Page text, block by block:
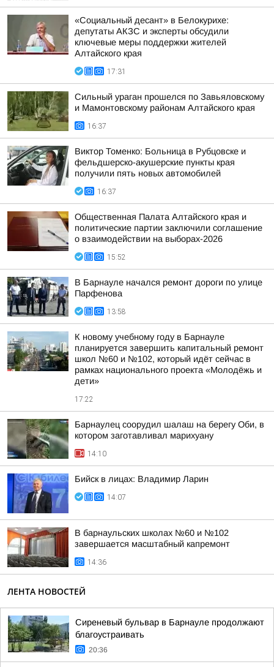
«Социальный десант» в Белокурихе:
депутаты АКЗС и эксперты обсудили
ключевые меры поддержки жителей
Алтайского края
17:31
Сильный ураган прошелся по Завьяловскому
и Мамонтовскому районам Алтайского края
16:37
Виктор Томенко: Больница в Рубцовске и
фельдшерско-акушерские пункты края
получили пять новых автомобилей
16:37
Общественная Палата Алтайского края и
политические партии заключили соглашение
о взаимодействии на выборах-2026
15:52
В Барнауле начался ремонт дороги по улице
Парфенова
13:58
К новому учебному году в Барнауле
планируется завершить капитальный ремонт
школ №60 и №102, который идёт сейчас в
рамках национального проекта «Молодёжь и
дети»
17:22
Барнаулец соорудил шалаш на берегу Оби, в
котором заготавливал марихуану
14:10
Бийск в лицах: Владимир Ларин
14:07
В барнаульских школах №60 и №102
завершается масштабный капремонт
14:36
ЛЕНТА НОВОСТЕЙ
Сиреневый бульвар в Барнауле продолжают
благоустраивать
20:36